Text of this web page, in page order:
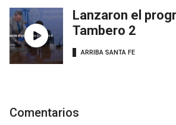
Lanzaron el
Tambero 2
ARRIBA SANTA FE
Comentarios